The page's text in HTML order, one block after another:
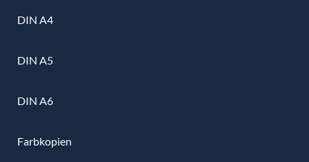
DIN A4
DIN A5
DIN A6
Farbkopien